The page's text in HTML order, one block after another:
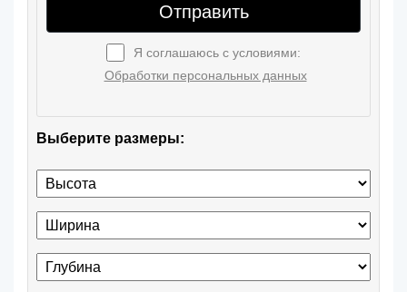
Отправить
Я соглашаюсь с условиями:
Обработки персональных данных
Выберите размеры: